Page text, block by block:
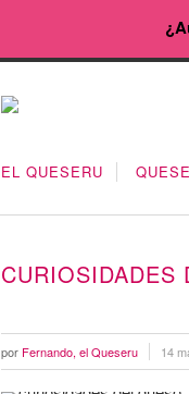
EL QUESERU
CURIOSIDADES
por Fernando, el Queseru 14